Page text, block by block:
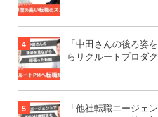
「中田さんの後ろ姿
らリクルートプロダ
「他社転職エージェ